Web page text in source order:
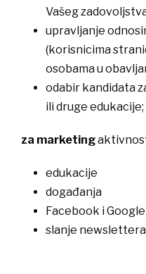
Vašeg
​upravljanje
(korisnicima
osobama u
​odabir kandidata
ili druge edukacije;
za marketing
​edukacije
​događanja
Facebook i
​slanje